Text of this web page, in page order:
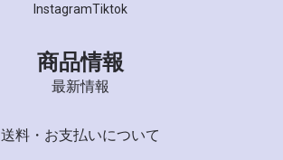
InstagramTiktok
商品情報
最新情報
送料・お支払いについて